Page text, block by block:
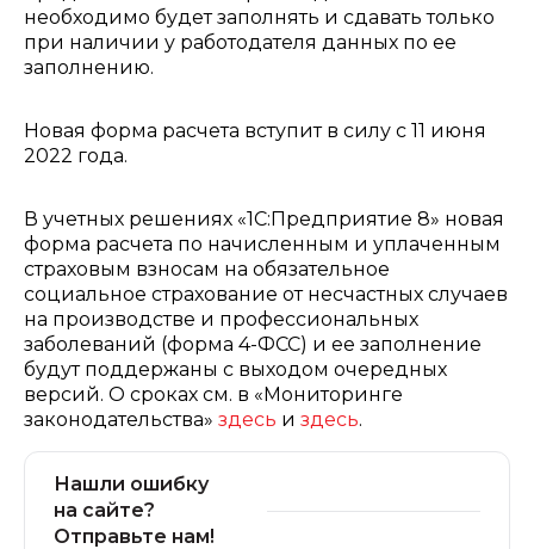
необходимо будет заполнять ‎и сдавать только
при наличии у работодателя данных по ее
заполнению.
Новая форма расчета вступит в силу с 11 июня
2022 года.
В учетных решениях «1С:Предприятие 8» новая
форма расчета по начисленным и уплаченным
страховым взносам на обязательное
социальное страхование от несчастных случаев
на производстве и профессиональных
заболеваний (форма 4-ФСС) и ее заполнение
будут поддержаны с выходом очередных
версий. О сроках см. в «Мониторинге
законодательства» здесь и здесь.
Нашли ошибку
на сайте?
Отправьте нам!